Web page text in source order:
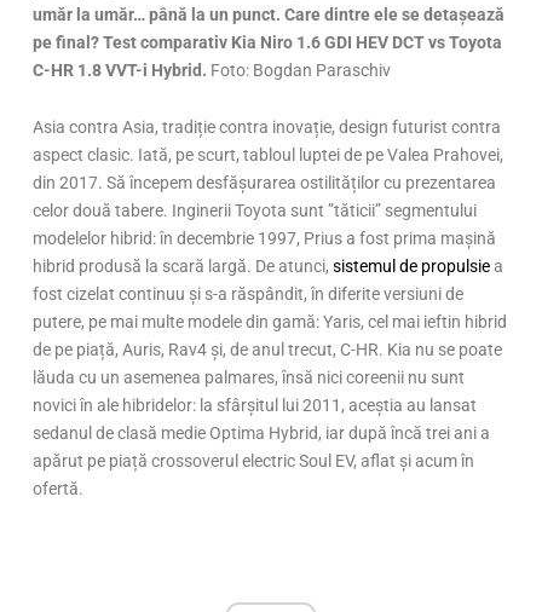
umăr la umăr… până la un punct. Care dintre ele se detașează
pe final? Test comparativ Kia Niro 1.6 GDI HEV DCT vs Toyota
C-HR 1.8 VVT-i Hybrid. Foto: Bogdan Paraschiv
Asia contra Asia, tradiție contra inovație, design futurist contra
aspect clasic. Iată, pe scurt, tabloul luptei de pe Valea Prahovei,
din 2017. Să începem desfășurarea ostilităților cu prezentarea
celor două tabere. Inginerii Toyota sunt ”tăticii” segmentului
modelelor hibrid: în decembrie 1997, Prius a fost prima mașină
hibrid produsă la scară largă. De atunci,sistemul de propulsiea
fost cizelat continuu și s-a răspândit, în diferite versiuni de
putere, pe mai multe modele din gamă: Yaris, cel mai ieftin hibrid
de pe piață, Auris, Rav4 și, de anul trecut, C-HR. Kia nu se poate
lăuda cu un asemenea palmares, însă nici coreenii nu sunt
novici în ale hibridelor: la sfârșitul lui 2011, aceștia au lansat
sedanul de clasă medie Optima Hybrid, iar după încă trei ani a
apărut pe piață crossoverul electric Soul EV, aflat și acum în
ofertă.